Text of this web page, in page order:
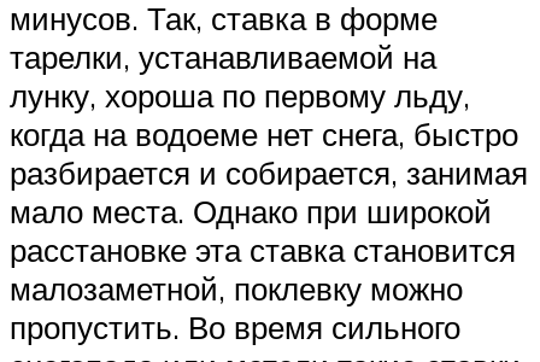
минусов. Так, ставка в форме
тарелки, устанавливаемой на
лунку, хороша по первому льду,
когда на водоеме нет снега, быстро
разбирается и собирается, занимая
мало места. Однако при широкой
расстановке эта ставка становится
малозаметной, поклевку можно
пропустить. Во время сильного